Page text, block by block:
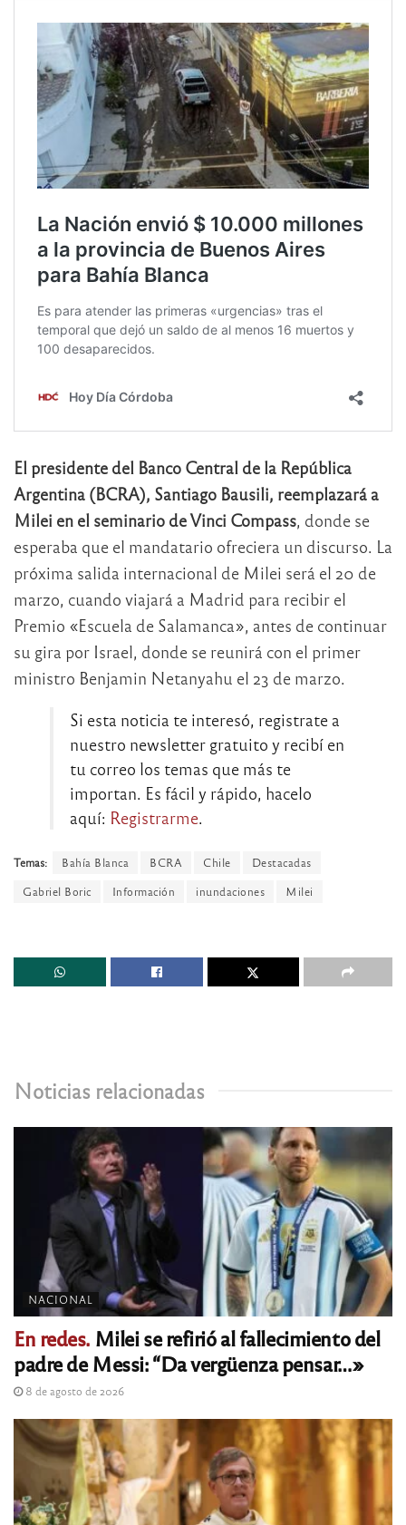
El presidente del Banco Central de la República
Argentina (BCRA), Santiago Bausili, reemplazará a
Milei en el seminario de Vinci Compass, donde se
esperaba que el mandatario ofreciera un discurso. La
próxima salida internacional de Milei será el 20 de
marzo, cuando viajará a Madrid para recibir el
Premio «Escuela de Salamanca», antes de continuar
su gira por Israel, donde se reunirá con el primer
ministro Benjamin Netanyahu el 23 de marzo.
Si esta noticia te interesó, registrate a
nuestro newsletter gratuito y recibí en
tu correo los temas que más te
importan. Es fácil y rápido, hacelo
aquí: Registrarme.
Temas: Bahía Blanca BCRA Chile
Destacadas
Gabriel Boric
Información inundaciones Milei
Noticias relacionadas
NACIONAL
En redes. Milei se refirió al fallecimiento del
padre de Messi: “Da vergüenza pensar…»
8 de agosto de 2026